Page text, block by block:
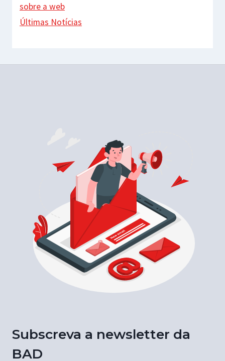
sobre a web
Últimas Notícias
Subscreva a newsletter da
BAD